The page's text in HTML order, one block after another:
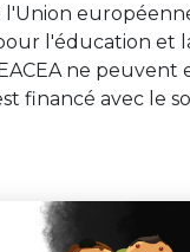
l'Union
l'éducation et
ne
financé avec le